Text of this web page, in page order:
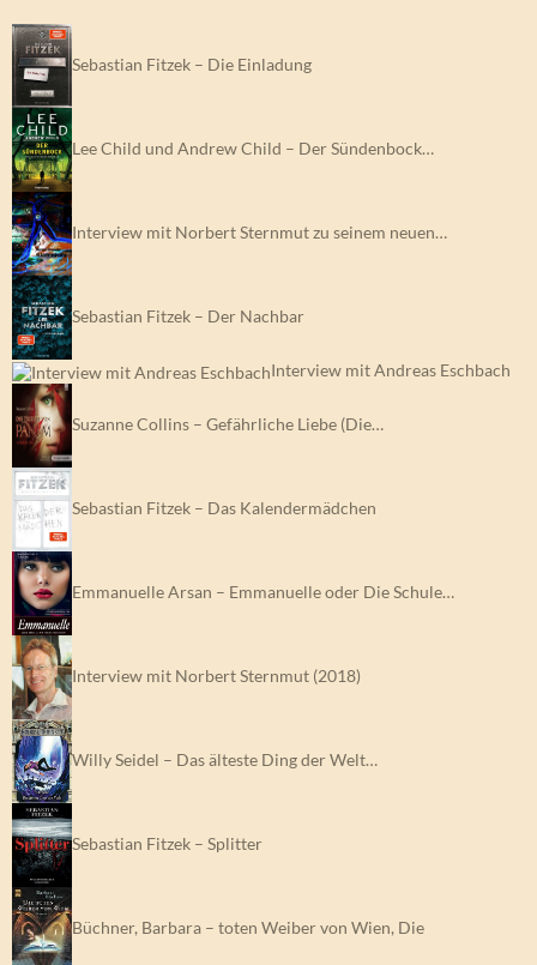
Sebastian Fitzek – Die Einladung
Lee Child und Andrew Child – Der Sündenbock…
Interview mit Norbert Sternmut zu seinem neuen…
Sebastian Fitzek – Der Nachbar
Interview mit Andreas Eschbach
Suzanne Collins – Gefährliche Liebe (Die…
Sebastian Fitzek – Das Kalendermädchen
Emmanuelle Arsan – Emmanuelle oder Die Schule…
Interview mit Norbert Sternmut (2018)
Willy Seidel – Das älteste Ding der Welt…
Sebastian Fitzek – Splitter
Büchner, Barbara – toten Weiber von Wien, Die